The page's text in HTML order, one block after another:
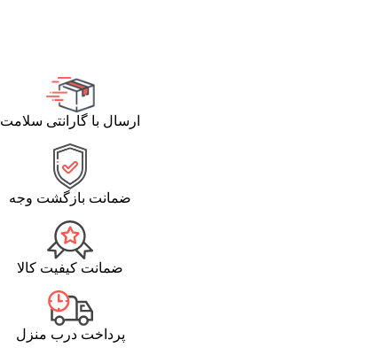
ارسال با گارانتی سلامت
ضمانت بازگشت وجه
ضمانت کیفیت کالا
پرداخت درب منزل